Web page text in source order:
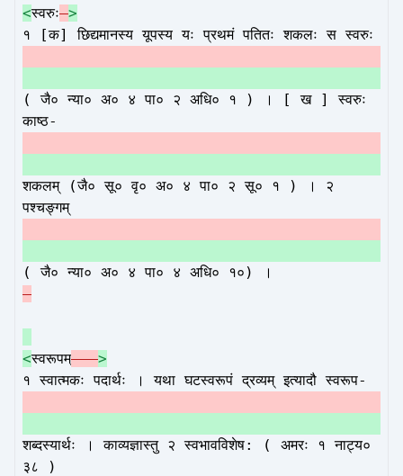
<स्वरुः–>
१ [क] छिद्यमानस्य यूपस्य यः प्रथमं पतितः शकलः स स्वरुः
( जै० न्या० अ० ४ पा० २ अधि० १ ) । [ ख ] स्वरुः
काष्ठ-
शकलम् (जै० सू० वृ० अ० ४ पा० २ सू० १ ) । २
पश्चङ्गम्
( जै० न्या० अ० ४ पा० ४ अधि० १०) ।
<स्वरूपम्–>
१ स्वात्मकः पदार्थः । यथा घटस्वरूपं द्रव्यम् इत्यादौ स्वरूप-
शब्दस्यार्थः । काव्यज्ञास्तु २ स्वभावविशेष: ( अमरः १ नाट्य०
३८ )